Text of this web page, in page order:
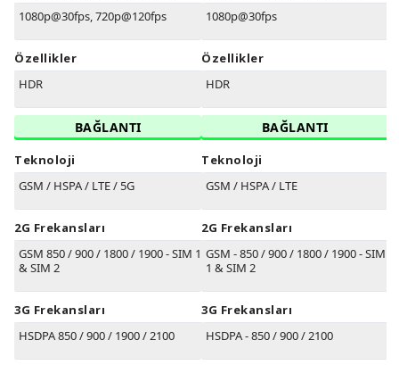
1080p@30fps, 720p@120fps
Özellikler
HDR
BAĞLANTI
Teknoloji
GSM / HSPA / LTE / 5G
2G Frekansları
GSM 850 / 900 / 1800 / 1900 - SIM 1
& SIM 2
3G Frekansları
HSDPA 850 / 900 / 1900 / 2100
1080p@30fps
Özellikler
HDR
BAĞLANTI
Teknoloji
GSM / HSPA / LTE
2G Frekansları
GSM - 850 / 900 / 1800 / 1900 - SIM
1 & SIM 2
3G Frekansları
HSDPA - 850 / 900 / 2100